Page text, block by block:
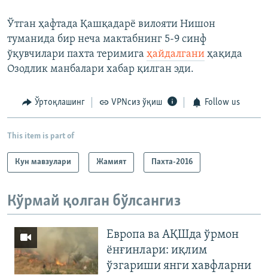
Ўтган ҳафтада Қашқадарё вилояти Нишон
туманида бир неча мактабнинг 5-9 синф
ўқувчилари пахта теримига ҳайдалгани ҳақида
Озодлик манбалари хабар қилган эди.
Ўртоқлашинг VPNсиз ўқиш Follow us
This item is part of
Кун мавзулари Жамият Пахта-2016
Кўрмай қолган бўлсангиз
Европа ва АҚШда ўрмон
ёнғинлари: иқлим
ўзгариши янги хавфларни